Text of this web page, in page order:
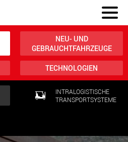
NEU- UND
GEBRAUCHTFAHRZEUGE
TECHNOLOGIEN
INTRALOGISTISCHE
TRANSPORTSYSTEME